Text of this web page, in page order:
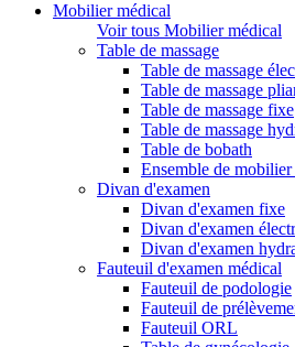
Mobilier médical
Voir tous Mobilier médical
Table de massage
Table de massage
Table de massage
Table de massage fixe
Table de massage
Table de bobath
Ensemble de mobilier
Divan d'examen
Divan d'examen fixe
Divan d'examen
Divan d'examen
Fauteuil d'examen médical
Fauteuil de podologie
Fauteuil de
Fauteuil ORL